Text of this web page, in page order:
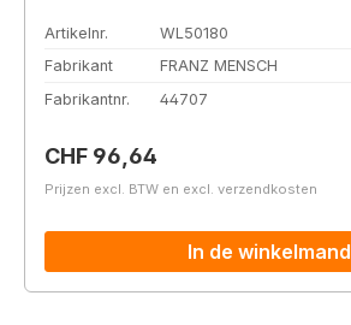
Artikelnr.
WL50180
Fabrikant
FRANZ MENSCH
Fabrikantnr.
44707
Normale prijs:
CHF 96,64
Prijzen excl. BTW en excl. verzendkosten
In de winkelmand